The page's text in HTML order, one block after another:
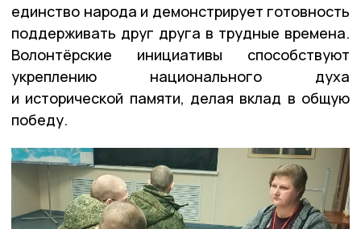
единство народа и демонстрирует готовность
поддерживать друг друга в трудные времена.
Волонтёрские инициативы способствуют
укреплению национального духа
и исторической памяти, делая вклад в общую
победу.